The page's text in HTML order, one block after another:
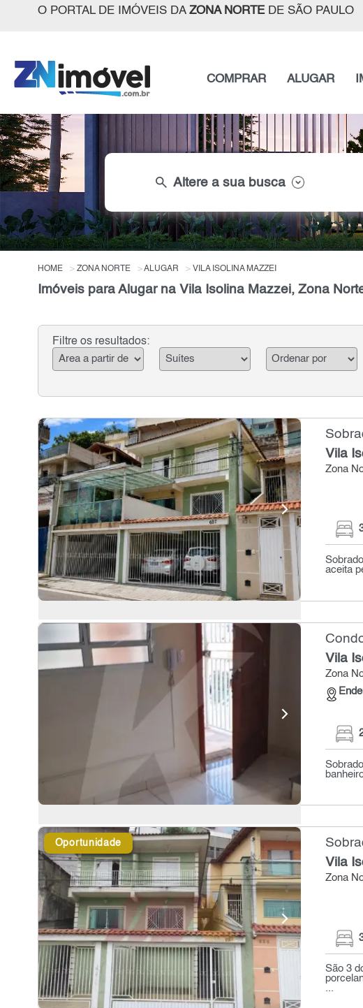
O PORTAL DE IMÓVEIS DA ZONA NORTEDE SÃO PAULO
COMPRAR ALUGAR
search Altere a sua busca
HOME ZONA NORTE ALUGAR VILA ISOLINA MAZZEI
Imóveis para Alugar na Vila Isolina Mazzei, Zona
Filtre os resultados:
Vila
Zona
aceita
Vila
Zona
Oportunidade
Vila
Zona
São 3
...